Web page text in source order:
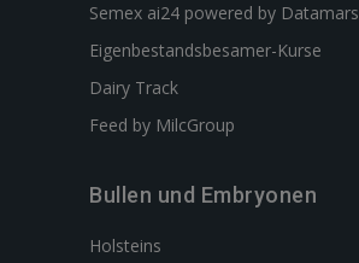
Semex ai24 powered by Datamars
Eigenbestandsbesamer-Kurse
Dairy Track
Feed by MilcGroup
Bullen und Embryonen
Holsteins